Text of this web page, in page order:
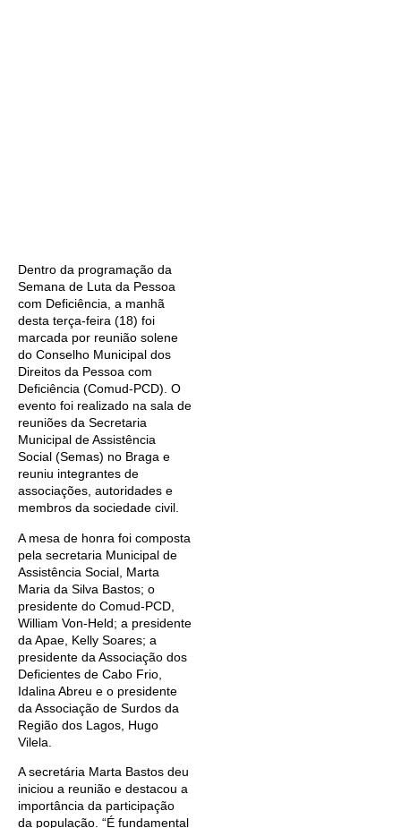
Dentro da programação da
Semana de Luta da Pessoa
com Deficiência, a manhã
desta terça-feira (18) foi
marcada por reunião solene
do Conselho Municipal dos
Direitos da Pessoa com
Deficiência (Comud-PCD). O
evento foi realizado na sala de
reuniões da Secretaria
Municipal de Assistência
Social (Semas) no Braga e
reuniu integrantes de
associações, autoridades e
membros da sociedade civil.
A mesa de honra foi composta
pela secretaria Municipal de
Assistência Social, Marta
Maria da Silva Bastos; o
presidente do Comud-PCD,
William Von-Held; a presidente
da Apae, Kelly Soares; a
presidente da Associação dos
Deficientes de Cabo Frio,
Idalina Abreu e o presidente
da Associação de Surdos da
Região dos Lagos, Hugo
Vilela.
A secretária Marta Bastos deu
iniciou a reunião e destacou a
importância da participação
da população. “É fundamental